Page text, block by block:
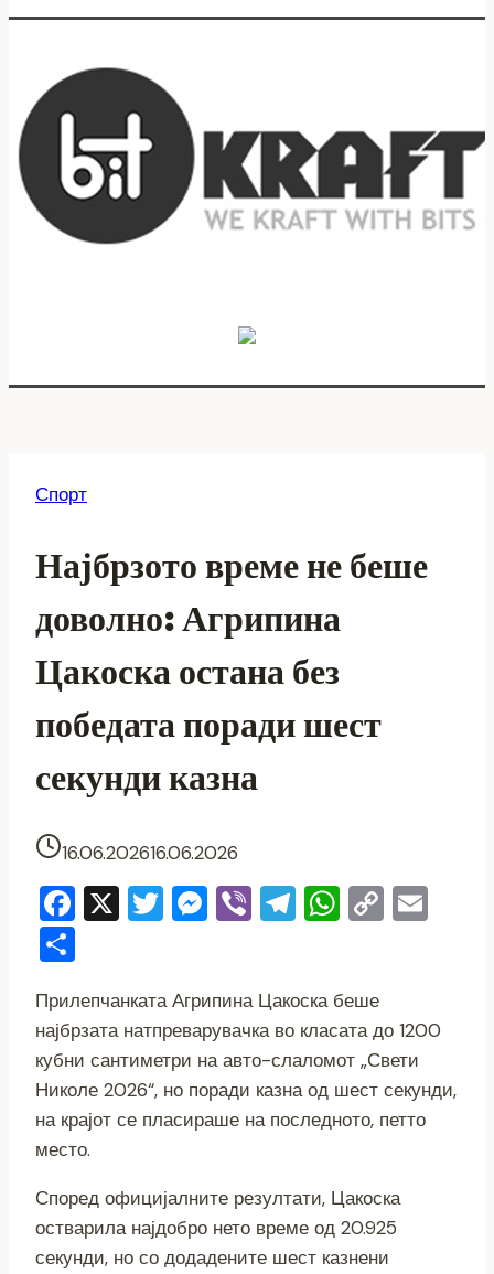
Спорт
Најбрзото време не беше
доволно: Агрипина
Цакоска остана без
победата поради шест
секунди казна
16.06.202616.06.2026
Facebook
X Twitter
Messenger
ViberTelegram
Copy
Прилепчанката Агрипина Цакоска беше
најбрзата натпреварувачка во класата до 1200
кубни сантиметри на авто-слаломот „Свети
Николе 2026“, но поради казна од шест секунди,
на крајот се пласираше на последното, петто
место.
Според официјалните резултати, Цакоска
остварила најдобро нето време од 20.925
секунди, но со додадените шест казнени